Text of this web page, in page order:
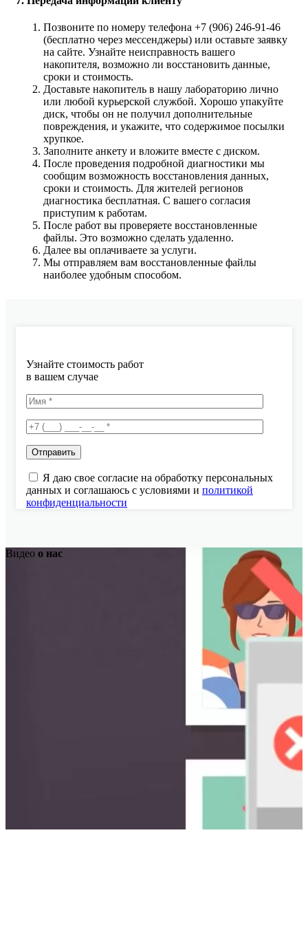
Позвоните по номеру телефона +7 (906) 246-91-46
(бесплатно через мессенджеры) или оставьте заявку
на сайте. Узнайте неисправность вашего
накопителя, возможно ли восстановить данные,
сроки и стоимость.
Доставьте накопитель в нашу лабораторию лично
или любой курьерской службой. Хорошо упакуйте
диск, чтобы он не получил дополнительные
повреждения, и укажите, что содержимое посылки
хрупкое.
Заполните анкету и вложите вместе с диском.
После проведения подробной диагностики мы
сообщим возможность восстановления данных,
сроки и стоимость. Для жителей регионов
диагностика бесплатная. С вашего согласия
приступим к работам.
После работ вы проверяете восстановленные
файлы. Это возможно сделать удаленно.
Далее вы оплачиваете за услуги.
Мы отправляем вам восстановленные файлы
наиболее удобным способом.
Узнайте стоимость работ
в вашем случае
Я даю свое согласие на обработку персональных
данных и соглашаюсь с условиями и политикой
конфиденциальности
Видео о нас